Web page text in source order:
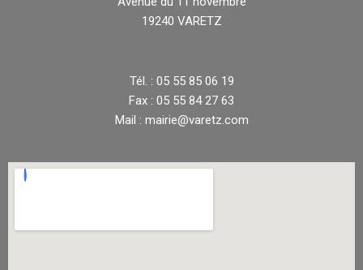
19240 VARETZ
Tél. : 05 55 85 06 19
Fax : 05 55 84 27 63
Mail : mairie@varetz.com